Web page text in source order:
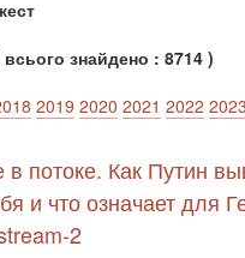
всього знайдено : 8714 )
2019 2020 2021 2022
потоке. Как Путин
и что означает для
2